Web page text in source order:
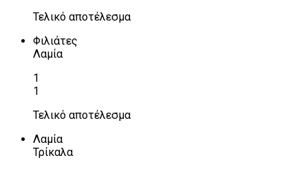
Τελικό αποτέλεσμα
Φιλιάτες
Λαμία
1
1
Τελικό αποτέλεσμα
Λαμία
Τρίκαλα